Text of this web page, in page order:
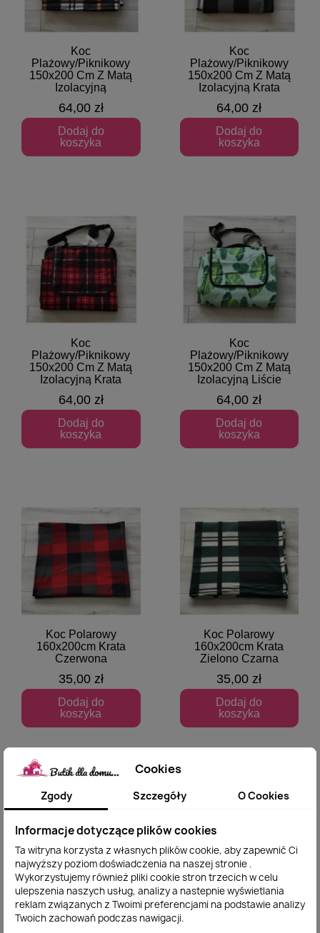
Szybki podgląd
Koc
Plażowy/Piknikowy
150x200 Cm Z Matą
Izolacyjną
64,00 zł
Dodaj do
koszyka
Szybki podgląd
Koc
Plażowy/Piknikowy
150x200 Cm Z Matą
Izolacyjną Krata
64,00 zł
Dodaj do
koszyka
Szybki podgląd
Koc
Plażowy/Piknikowy
150x200 Cm Z Matą
Izolacyjną Krata
64,00 zł
Dodaj do
koszyka
Szybki podgląd
Koc
Plażowy/Piknikowy
150x200 Cm Z Matą
Izolacyjną Liście
64,00 zł
Dodaj do
koszyka
Szybki podgląd
Koc Polarowy
160x200cm Krata
Czerwona
35,00 zł
Dodaj do
koszyka
Szybki podgląd
Koc Polarowy
160x200cm Krata
Zielono Czarna
35,00 zł
Dodaj do
koszyka
Szybki podgląd
Koc Polarowy
160x200cm Krata
Koc Polarowy
Cookies
Zgody Szczegóły O Cookies
Informacje dotyczące plików cookies
Ta witryna korzysta z własnych plików cookie, aby zapewnić Ci
najwyższy poziom doświadczenia na naszej stronie .
Wykorzystujemy również pliki cookie stron trzecich w celu
ulepszenia naszych usług, analizy a nastepnie wyświetlania
reklam związanych z Twoimi preferencjami na podstawie analizy
Twoich zachowań podczas nawigacji.